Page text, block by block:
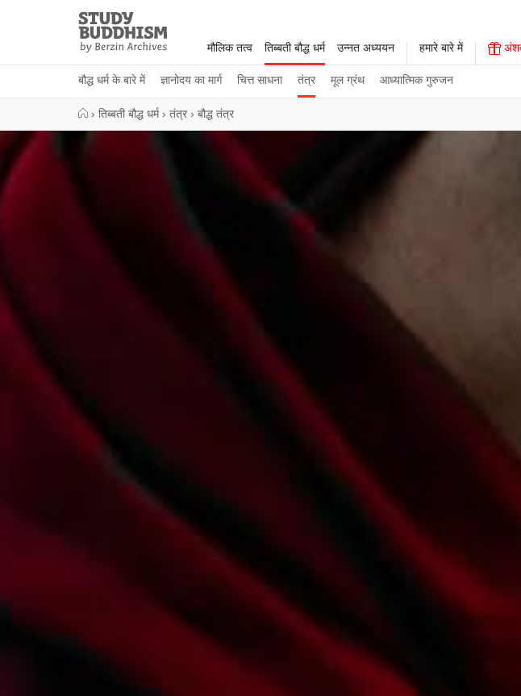
Study
Buddhism
Home
मौलिक तत्व तिब्बती बौद्ध धर्म
बौद्ध धर्म के बारे में ज्ञानोदय का मार्ग चित्त साधना तंत्र मूल ग्रंथ आध्यात्मिक गुरुजन
उन्नत अध्ययन हमारे बारे में
› तिब्बती बौद्ध धर्म › तंत्र › बौद्ध तंत्र